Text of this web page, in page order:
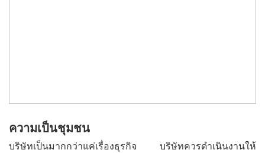
ความเป็นชุมชน
บริษัทเป็นมากกว่าแค่เรื่องธุรกิจ บริษัทควรดำเนินงานให้